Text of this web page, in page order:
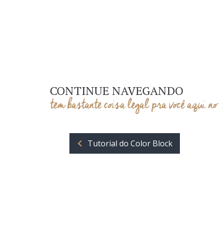
CONTINUE NAVEGANDO
tem bastante coisa legal pra você aqui
Tutorial do Color Block